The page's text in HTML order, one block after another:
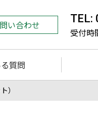
い合わせ TEL:
受付時
質問
）